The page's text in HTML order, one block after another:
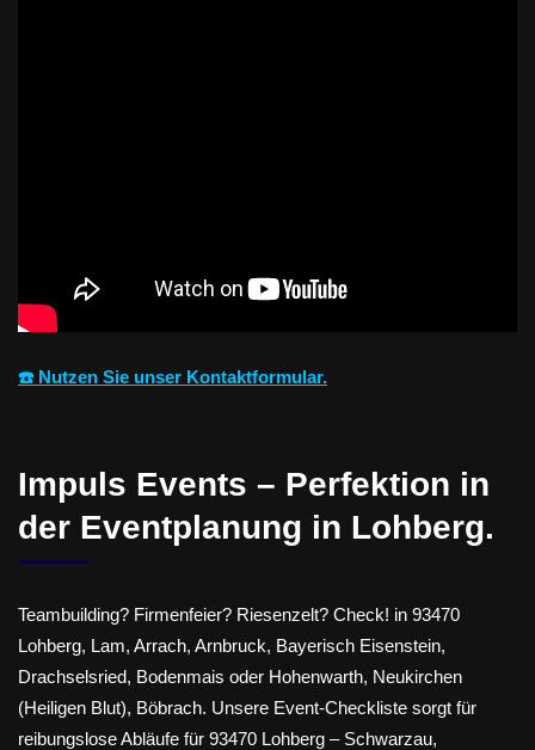
☎️ Nutzen Sie unser Kontaktformular.
Impuls Events – Perfektion in
der Eventplanung in Lohberg.
Teambuilding? Firmenfeier? Riesenzelt? Check! in 93470
Lohberg, Lam, Arrach, Arnbruck, Bayerisch Eisenstein,
Drachselsried, Bodenmais oder Hohenwarth, Neukirchen
(Heiligen Blut), Böbrach. Unsere Event-Checkliste sorgt für
reibungslose Abläufe für 93470 Lohberg – Schwarzau,